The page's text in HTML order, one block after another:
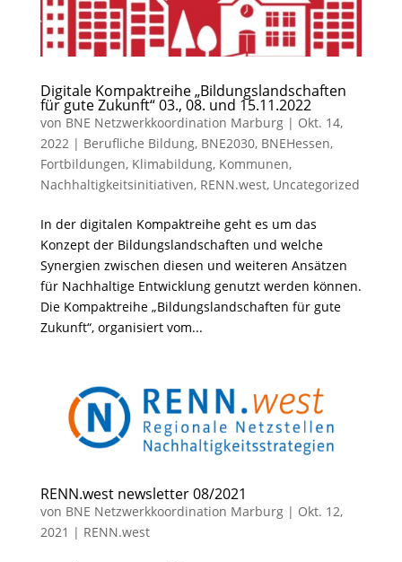
Digitale Kompaktreihe „Bildungslandschaften
für gute Zukunft“ 03., 08. und 15.11.2022
von BNE Netzwerkkoordination Marburg| Okt. 14,
2022| Berufliche Bildung, BNE2030, BNEHessen,
Fortbildungen, Klimabildung, Kommunen,
Nachhaltigkeitsinitiativen, RENN.west, Uncategorized
In der digitalen Kompaktreihe geht es um das
Konzept der Bildungslandschaften und welche
Synergien zwischen diesen und weiteren Ansätzen
für Nachhaltige Entwicklung genutzt werden können.
Die Kompaktreihe „Bildungslandschaften für gute
Zukunft“, organisiert vom...
RENN.west newsletter 08/2021
von BNE Netzwerkkoordination Marburg| Okt. 12,
2021 | RENN.west